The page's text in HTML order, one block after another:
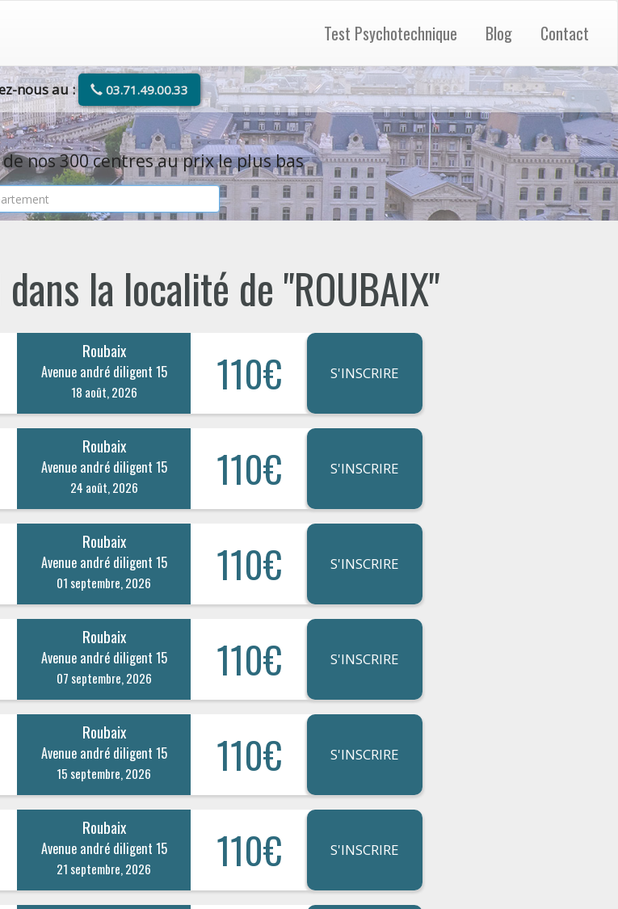
Test Psychotechnique Blog Contact
nous au : 03.71.49.00.33
nos 300 centres au prix le plus bas
la localité de "ROUBAIX"
Roubaix
Avenue andré diligent 15
18 août, 2026 110€ S'INSCRIRE
Roubaix
Avenue andré diligent 15
24 août, 2026 110€ S'INSCRIRE
Roubaix
Avenue andré diligent 15
01 septembre, 2026 110€ S'INSCRIRE
Roubaix
Avenue andré diligent 15
07 septembre, 2026 110€ S'INSCRIRE
Roubaix
Avenue andré diligent 15
15 septembre, 2026 110€ S'INSCRIRE
Roubaix
Avenue andré diligent 15
21 septembre, 2026 110€ S'INSCRIRE